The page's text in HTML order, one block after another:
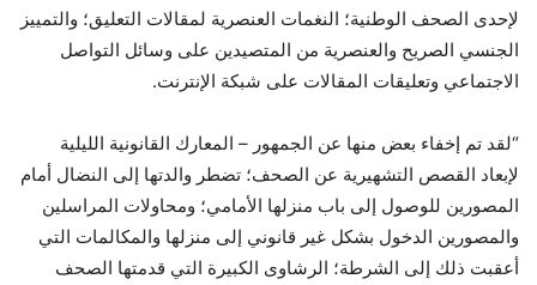
لإحدى الصحف الوطنية؛ النغمات العنصرية لمقالات التعليق؛ والتمييز
الجنسي الصريح والعنصرية من المتصيدين على وسائل التواصل
الاجتماعي وتعليقات المقالات على شبكة الإنترنت.
“لقد تم إخفاء بعض منها عن الجمهور – المعارك القانونية الليلية
لإبعاد القصص التشهيرية عن الصحف؛ تضطر والدتها إلى النضال أمام
المصورين للوصول إلى باب منزلها الأمامي؛ ومحاولات المراسلين
والمصورين الدخول بشكل غير قانوني إلى منزلها والمكالمات التي
أعقبت ذلك إلى الشرطة؛ الرشاوى الكبيرة التي قدمتها الصحف